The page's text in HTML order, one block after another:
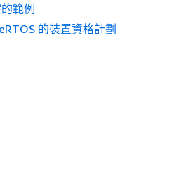
範例
的裝置資格計劃